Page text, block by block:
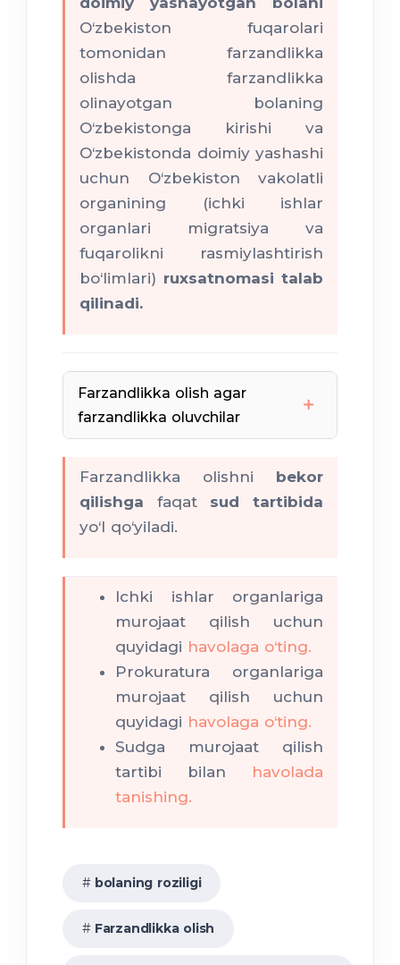
O‘zbekiston fuqarolari
tomonidan farzandlikka
olishda farzandlikka
olinayotgan bolaning
O‘zbekistonga kirishi va
O‘zbekistonda doimiy yashashi
uchun O‘zbekiston vakolatli
organining (ichki ishlar
organlari migratsiya va
fuqarolikni rasmiylashtirish
bo‘limlari) ruxsatnomasi talab
qilinadi.
Farzandlikka olish agar
farzandlikka oluvchilar
farzandlikka
olish bekor qilinishiga yo‘l
qo‘yiladi.
tartibida bekor qilishni talab
Farzandlikka olishni bekor
qilishga faqat sud tartibida
yo‘l qo‘yiladi.
Ichki ishlar organlariga
murojaat qilish uchun
quyidagi havolaga o‘ting.
Prokuratura organlariga
murojaat qilish uchun
quyidagi havolaga o‘ting.
Sudga murojaat qilish
tartibi bilan havolada
tanishing.
bolaning roziligi
Farzandlikka olish